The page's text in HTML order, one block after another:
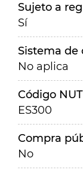
Sujeto a
Sí
Sistema de
No aplica
Código
ES300
Compra
No